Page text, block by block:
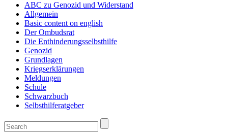
ABC zu Genozid und Widerstand
Allgemein
Basic content on english
Der Ombudsrat
Die Enthinderungsselbsthilfe
Genozid
Grundlagen
Kriegserklärungen
Meldungen
Schule
Schwarzbuch
Selbsthilferatgeber